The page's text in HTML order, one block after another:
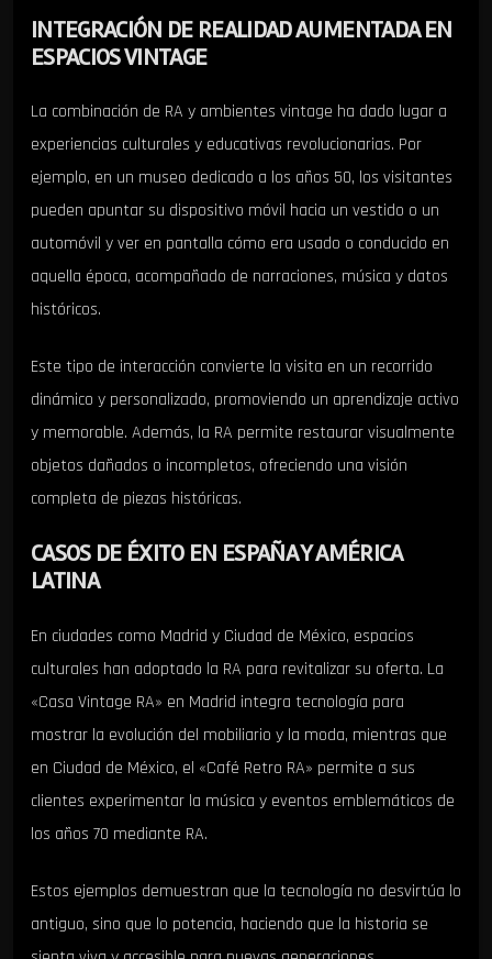
INTEGRACIÓN DE REALIDAD AUMENTADA EN
ESPACIOS VINTAGE
La combinación de RA y ambientes vintage ha dado lugar a
experiencias culturales y educativas revolucionarias. Por
ejemplo, en un museo dedicado a los años 50, los visitantes
pueden apuntar su dispositivo móvil hacia un vestido o un
automóvil y ver en pantalla cómo era usado o conducido en
aquella época, acompañado de narraciones, música y datos
históricos.
Este tipo de interacción convierte la visita en un recorrido
dinámico y personalizado, promoviendo un aprendizaje activo
y memorable. Además, la RA permite restaurar visualmente
objetos dañados o incompletos, ofreciendo una visión
completa de piezas históricas.
CASOS DE ÉXITO EN ESPAÑA Y AMÉRICA
LATINA
En ciudades como Madrid y Ciudad de México, espacios
culturales han adoptado la RA para revitalizar su oferta. La
«Casa Vintage RA» en Madrid integra tecnología para
mostrar la evolución del mobiliario y la moda, mientras que
en Ciudad de México, el «Café Retro RA» permite a sus
clientes experimentar la música y eventos emblemáticos de
los años 70 mediante RA.
Estos ejemplos demuestran que la tecnología no desvirtúa lo
antiguo, sino que lo potencia, haciendo que la historia se